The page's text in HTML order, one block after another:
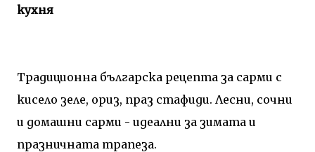
кухня
Традиционна българска рецепта за сарми с
кисело зеле, ориз, праз стафиди. Лесни, сочни
и домашни сарми - идеални за зимата и
празничната трапеза.